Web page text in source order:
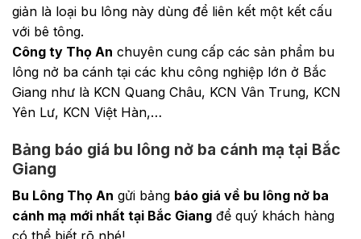
giản là loại bu lông này dùng để liên kết một kết cấu
với bê tông.
Công ty Thọ An chuyên cung cấp các sản phẩm bu
lông nở ba cánh tại các khu công nghiệp lớn ở Bắc
Giang như là KCN Quang Châu, KCN Vân Trung, KCN
Yên Lư, KCN Việt Hàn,…
Bảng báo giá bu lông nở ba cánh mạ tại Bắc
Giang
Bu Lông Thọ An gửi bảng báo giá về bu lông nở ba
cánh mạ mới nhất tại Bắc Giang để quý khách hàng